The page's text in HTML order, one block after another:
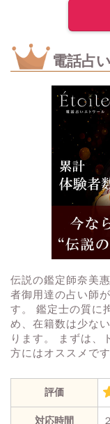
電話占
伝説の鑑定師奈美
者御用達の占い師
す。 鑑定士の質に
め、在籍数は少な
ります。 まずは、
方にはオススメです
評価
対応時間